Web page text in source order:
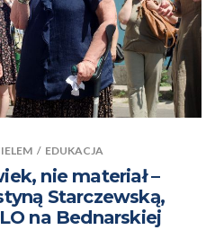
/ EDUKACJA
nie materiał –
Starczewską,
na Bednarskiej